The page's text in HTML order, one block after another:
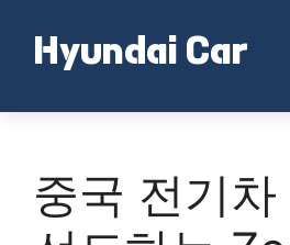
contentHyundai Car
중국 전기차